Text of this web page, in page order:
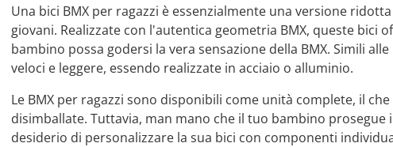
Una bici BMX per ragazzi è essenzialmente una versione
giovani. Realizzate con l'autentica geometria BMX, queste
bambino possa godersi la vera sensazione della BMX. Simili
veloci e leggere, essendo realizzate in acciaio o alluminio.
Le BMX per ragazzi sono disponibili come unità complete, il
disimballate. Tuttavia, man mano che il tuo bambino
desiderio di personalizzare la sua bici con componenti